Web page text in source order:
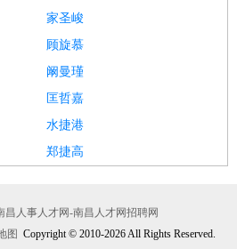
家圣峻
顾旋慕
阚曼瑾
匡哲嘉
水捷港
郑捷高
昌人事人才网-南昌人才网招聘网
图 Copyright © 2010-2026 All Rights Reserved.